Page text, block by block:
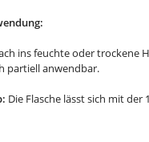
ins feuchte oder trockene
partiell anwendbar.
Die Flasche lässt sich mit